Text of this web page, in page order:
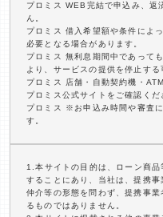
プロミス WEB完結で申込み、返
ん。
プロミス 借入希望額や条件によ
必要となる場合があります。
プロミス 無利息期間中であって
より、サービスの提供を停止する
プロミス 店舗・自動契約機・
プロミス公式サイトをご確認くだ
プロミス ※お申込み時間や審査
す。
1.本サイトの目的は、ローン商
することにあり、当社は、提携事
仲介等の形態を問わず、提携事
るものではありません。